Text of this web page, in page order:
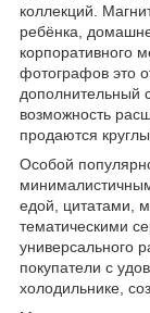
коллекций.
ребёнка,
корпоративного
фотографов это
дополнительный
возможность
продаются
Особой
едой, цитатами,
тематическими
универсального
покупатели с
холодильнике,